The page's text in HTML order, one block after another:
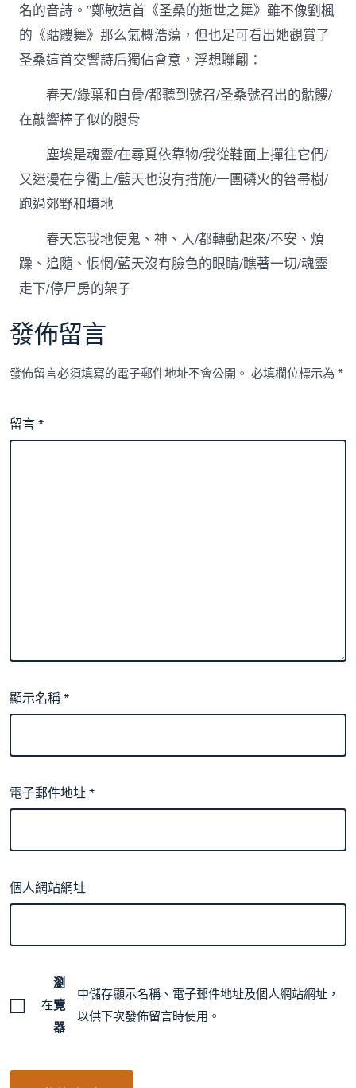
名的音詩。”鄭敏這首《圣桑的逝世之舞》雖不像劉楓
的《骷髏舞》那么氣概浩蕩，但也足可看出她觀賞了
圣桑這首交響詩后獨佔會意，浮想聯翩：
春天/綠葉和白骨/都聽到號召/圣桑號召出的骷髏/
在敲響棒子似的腿骨
塵埃是魂靈/在尋覓依靠物/我從鞋面上撣往它們/
又迷漫在亨衢上/藍天也沒有措施/一團磷火的笤帚樹/
跑過郊野和墳地
春天忘我地使鬼、神、人/都轉動起來/不安、煩
躁、追隨、悵惘/藍天沒有臉色的眼睛/瞧著一切/魂靈
走下/停尸房的架子
發佈留言
發佈留言必須填寫的電子郵件地址不會公開。 必填欄位標示為*
留言*
顯示名稱*
電子郵件地址*
個人網站網址
在
瀏
覽
器
中儲存顯示名稱、電子郵件地址及個人網站網址，
以供下次發佈留言時使用。